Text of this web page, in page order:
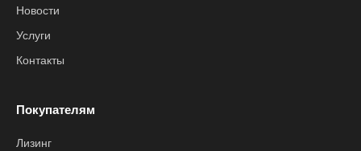
Новости
Услуги
Контакты
Покупателям
Лизинг